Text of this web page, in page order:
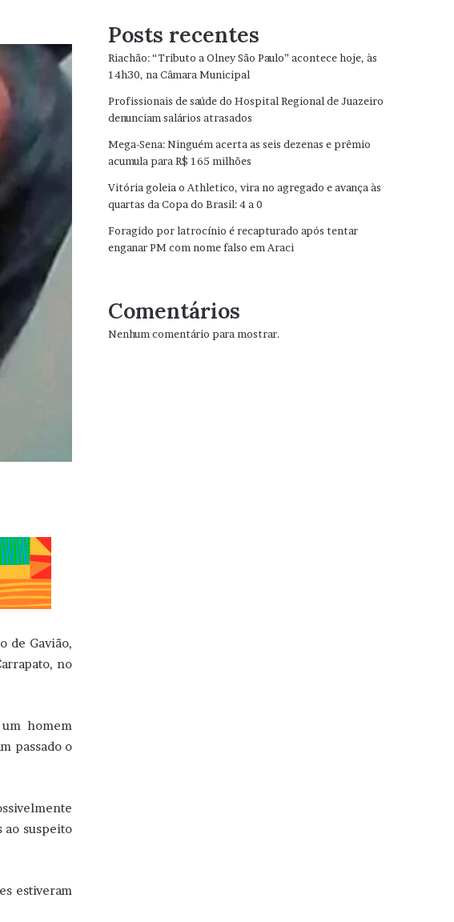
de Gavião,
no
homem
passado o
ao suspeito
estiveram
Posts recentes
Riachão: “Tributo a Olney São Paulo” acontece hoje, às
14h30, na Câmara Municipal
Profissionais de saúde do Hospital Regional de Juazeiro
denunciam salários atrasados
Mega-Sena: Ninguém acerta as seis dezenas e prêmio
acumula para R$ 165 milhões
Vitória goleia o Athletico, vira no agregado e avança às
quartas da Copa do Brasil: 4 a 0
Foragido por latrocínio é recapturado após tentar
enganar PM com nome falso em Araci
Comentários
Nenhum comentário para mostrar.